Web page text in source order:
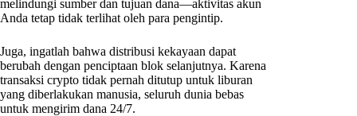
melindungi sumber dan tujuan dana—aktivitas akun
Anda tetap tidak terlihat oleh para pengintip.
Juga, ingatlah bahwa distribusi kekayaan dapat
berubah dengan penciptaan blok selanjutnya. Karena
transaksi crypto tidak pernah ditutup untuk liburan
yang diberlakukan manusia, seluruh dunia bebas
untuk mengirim dana 24/7.